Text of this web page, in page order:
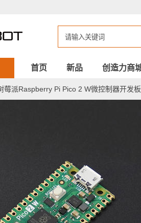
首页 新品 创造力商
莓派Raspberry Pi Pico 2 W微控制器开发板